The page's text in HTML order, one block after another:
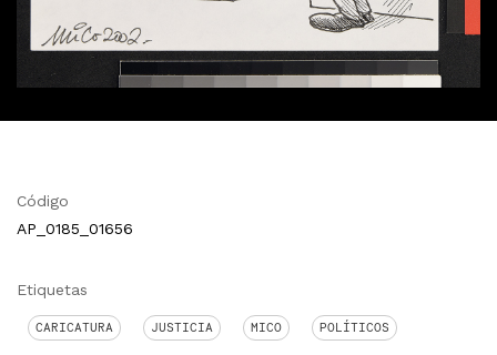
Código
AP_0185_01656
Etiquetas
CARICATURA JUSTICIA MICO POLÍTICOS